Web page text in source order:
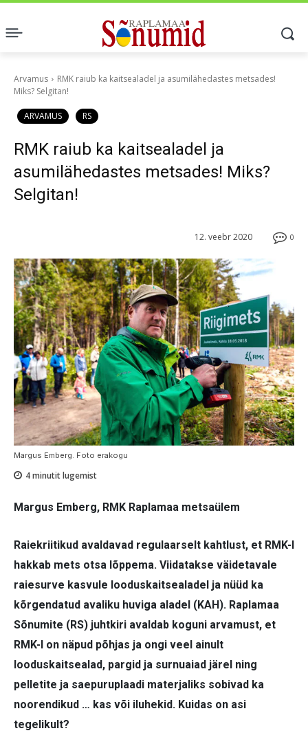
Arvamus
RMK raiub ka kaitsealadel ja asumilähedastes metsades!
Miks? Selgitan!
ARVAMUS RS
RMK raiub ka kaitsealadel ja
asumilähedastes metsades! Miks?
Selgitan!
0
12. veebr 2020
Margus Emberg. Foto erakogu
4minutit lugemist
Margus Emberg, RMK Raplamaa metsaülem
Raiekriitikud avaldavad regulaarselt kahtlust, et RMK-l
hakkab mets otsa lõppema. Viidatakse väidetavale
raiesurve kasvule looduskaitsealadel ja nüüd ka
kõrgendatud avaliku huviga aladel (KAH). Raplamaa
Sõnumite (RS) juhtkiri avaldab koguni arvamust, et
RMK-l on näpud põhjas ja ongi veel ainult
looduskaitsealad, pargid ja surnuaiad järel ning
pelletite ja saepuruplaadi materjaliks sobivad ka
noorendikud … kas või iluhekid. Kuidas on asi
tegelikult?